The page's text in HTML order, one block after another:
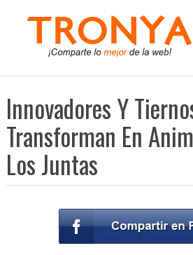
Innovadores Y
Transforman En
Los Juntas